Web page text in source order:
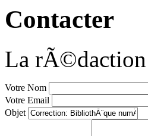
Contacter
La
Votre Nom
Votre Email
Objet